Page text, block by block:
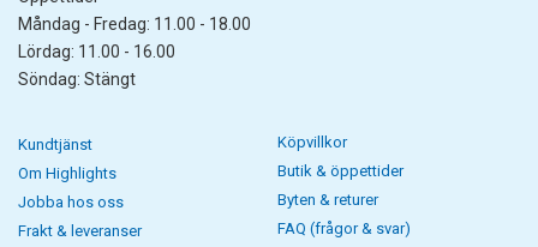
Måndag - Fredag: 11.00 - 18.00
Lördag: 11.00 - 16.00
Söndag: Stängt
Kundtjänst
Om Highlights
Jobba hos oss
Frakt & leveranser
Köpvillkor
Butik & öppettider
Byten & returer
FAQ (frågor & svar)